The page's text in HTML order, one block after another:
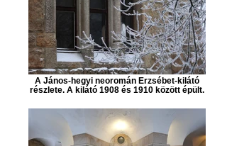
A János-hegyi neoromán Erzsébet-kilátó
részlete. A kilátó 1908 és 1910 között épült.